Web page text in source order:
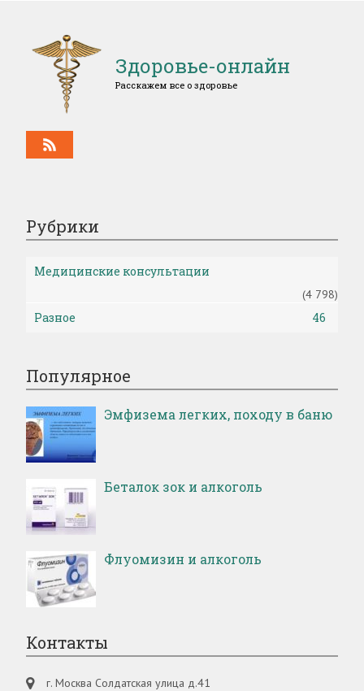
Здоровье-онлайн
Расскажем все о здоровье
Рубрики
Медицинские консультации
(4 798)
Разное 46
Популярное
Эмфизема легких, походу в баню
Беталок зок и алкоголь
Флуомизин и алкоголь
Контакты
г. Москва Солдатская улица д.41